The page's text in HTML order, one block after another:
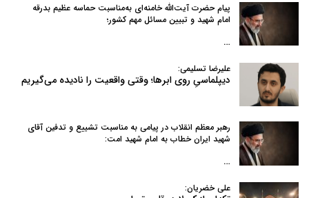
پیام حضرت آیت‌الله خامنه‌ای به‌مناسبت حماسه عظیم بدرقه
امام شهید و تبیین مسائل مهم کشور؛
…
علیرضا تسلیمی:
دیپلماسیِ روی ابرها؛ وقتی واقعیت را نادیده می‌گیریم
رهبر معظم انقلاب در پیامی به‌ مناسبت تشییع و تدفین آقای
شهید ایران خطاب به امام شهید امت:
…
علی خضریان: